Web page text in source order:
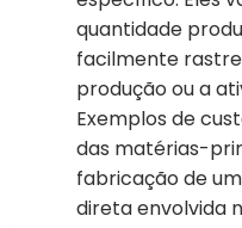
quantidade
facilmente
produção ou a
Exemplos de
das matérias-
fabricação de
direta envolvida